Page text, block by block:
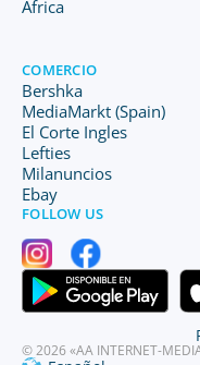
Africa
COMERCIO
Bershka
MediaMarkt (Spain)
El Corte Ingles
Lefties
Milanuncios
Ebay
FOLLOW US
© 2026 «AA INTERNET-